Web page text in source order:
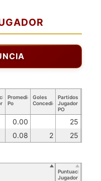
Promedio
Po
Goles
Concedidos
Partidos
Jugador
PO
0.00
25
0.08 2 25
Puntuación
Jugador